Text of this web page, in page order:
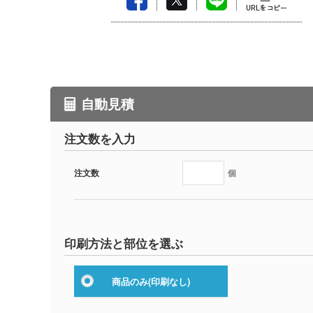
自動見積
注文数を入力
注文数 個
印刷方法と部位を選ぶ
商品のみ(印刷なし)